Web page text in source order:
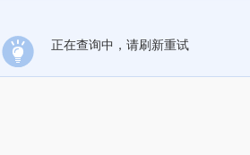
正在查询中，请刷新重试